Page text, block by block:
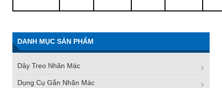
DANH MỤC SẢN PHẨM
Dây Treo Nhãn Mác
Dụng Cụ Gắn Nhãn Mác